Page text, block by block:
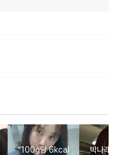
“100g당 6kcal
박나래